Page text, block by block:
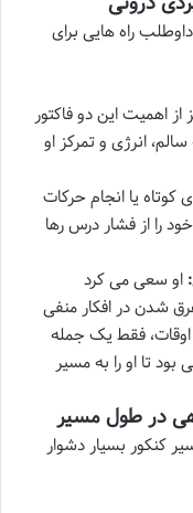
راه هایی برای
از اهمیت این دو فاکتور
انرژی و تمرکز او
کوتاه یا انجام حرکات
را از فشار درس رها
او سعی می کرد
شدن در افکار منفی
فقط یک جمله
تا او را به مسیر
در طول مسیر
کنکور بسیار دشوار